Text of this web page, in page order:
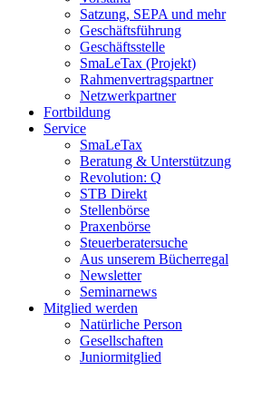
Satzung, SEPA und mehr
Geschäftsführung
Geschäftsstelle
SmaLeTax (Projekt)
Rahmenvertragspartner
Netzwerkpartner
Fortbildung
Service
SmaLeTax
Beratung & Unterstützung
Revolution: Q
STB Direkt
Stellenbörse
Praxenbörse
Steuerberatersuche
Aus unserem Bücherregal
Newsletter
Seminarnews
Mitglied werden
Natürliche Person
Gesellschaften
Juniormitglied